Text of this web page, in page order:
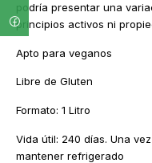
podría presentar una
principios activos ni
Apto para veganos
Libre de Gluten
Formato: 1 Litro
Vida útil: 240 días. Una
mantener refrigerado